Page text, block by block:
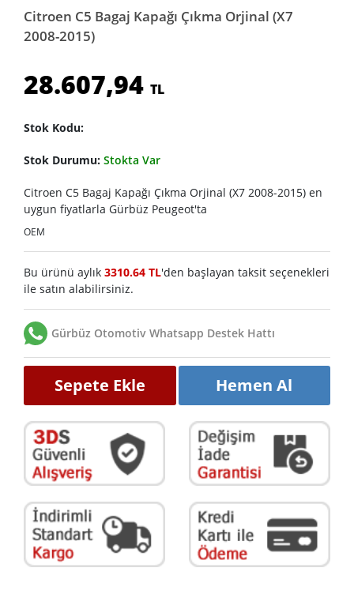
Citroen C5 Bagaj Kapağı Çıkma Orjinal (X7
2008-2015)
28.607,94 TL
Stok Kodu:
Stok Durumu: Stokta Var
Citroen C5 Bagaj Kapağı Çıkma Orjinal (X7 2008-2015) en
uygun fiyatlarla Gürbüz Peugeot'ta
OEM
Bu ürünü aylık 3310.64 TL'den başlayan taksit seçenekleri
ile satın alabilirsiniz.
Gürbüz Otomotiv Whatsapp Destek Hattı
Sepete Ekle Hemen Al